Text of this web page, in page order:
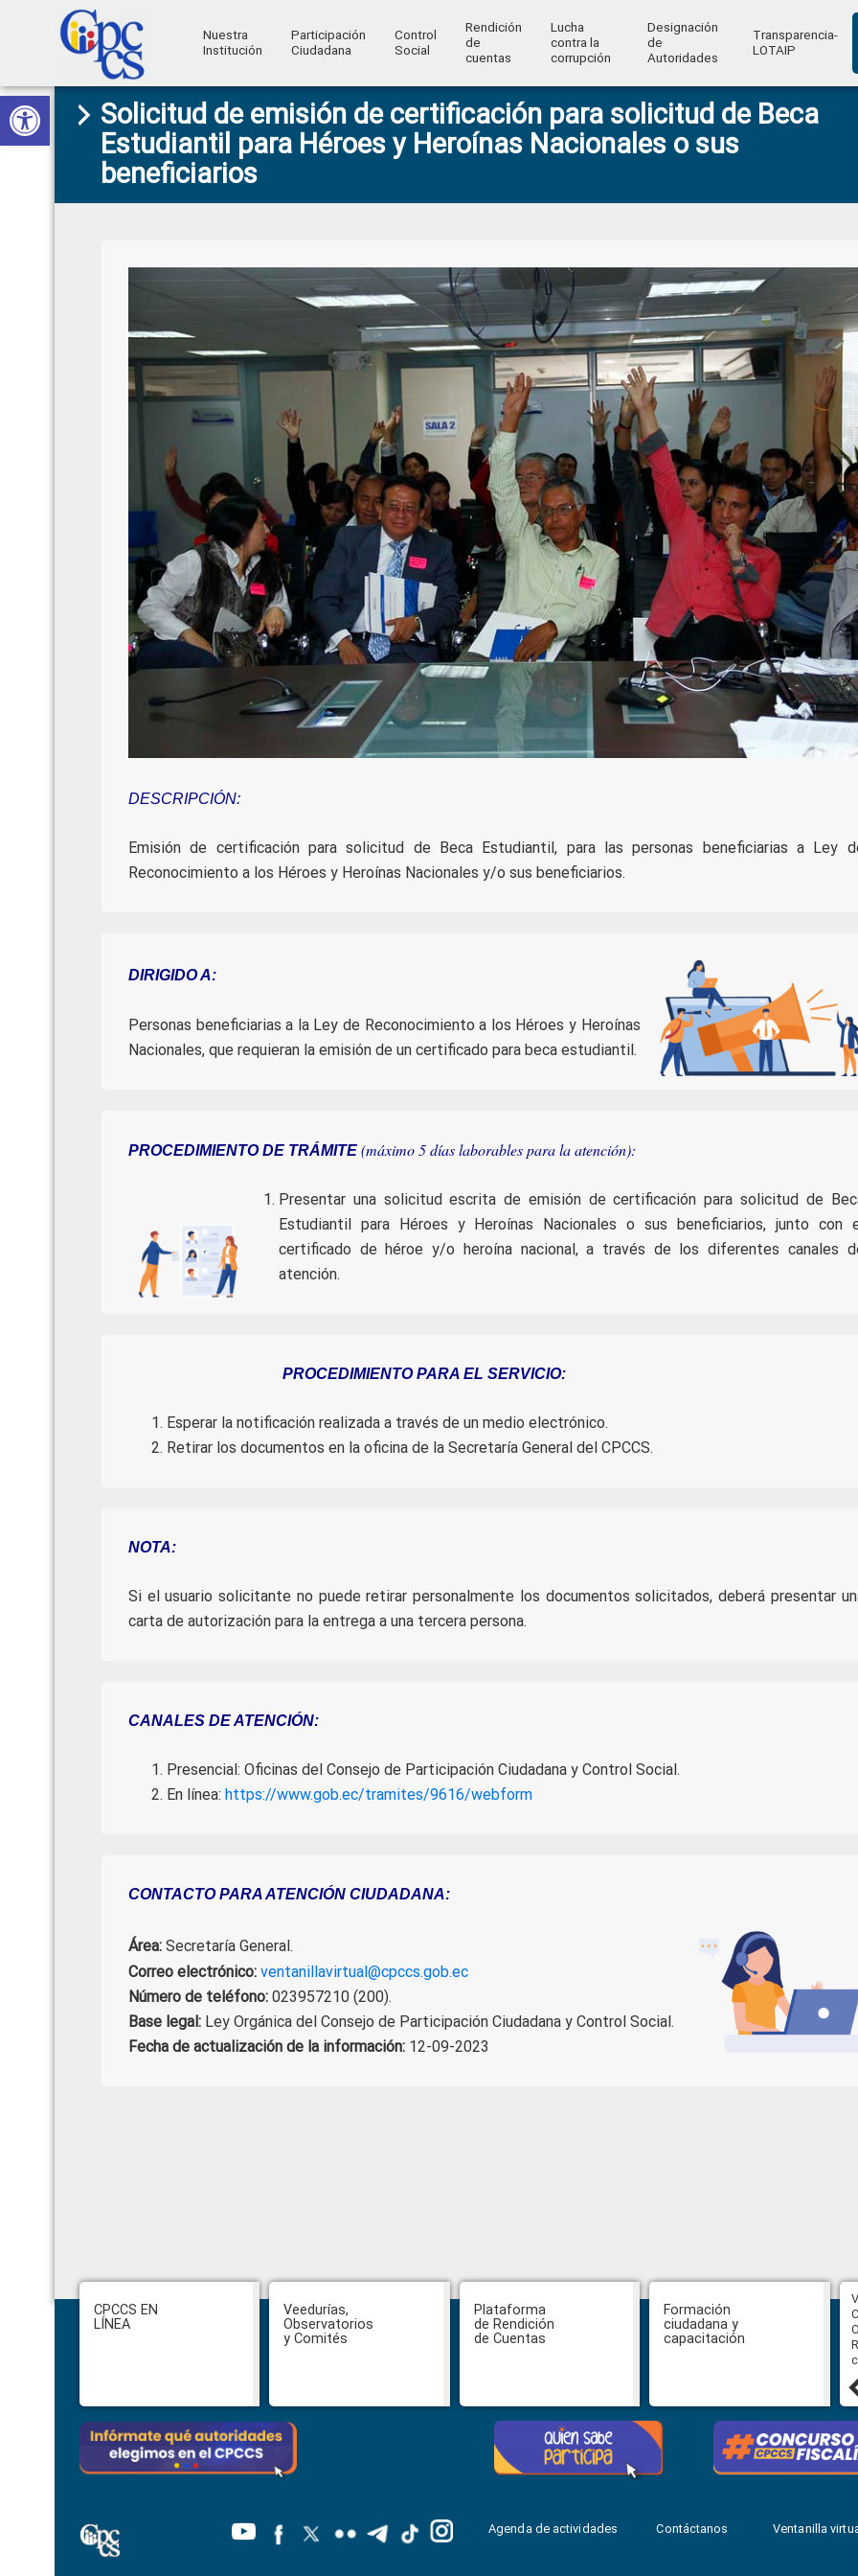
Abrir barra de herramientas
Skip
to
primary
Skip
to
main
Skip
to
primary
Skip
to
footer
Consejo
de
Participación
Ciudadana
Construyendo
Poder
Ciudadano
Nuestra
Institución
Participación
Ciudadana
Control
Social
Rendición
de
cuentas
Lucha
contra la
corrupción
Designación
de
Autoridades
Transparencia-
LOTAIP
Solicitud de emisión de certificación para solicitud de Beca
Estudiantil para Héroes y Heroínas Nacionales o sus
beneficiarios
DESCRIPCIÓN:
Emisión de certificación para solicitud de Beca Estudiantil, para las personas beneficiarias a Ley
Reconocimiento a los Héroes y Heroínas Nacionales y/o sus beneficiarios.
DIRIGIDO A:
Personas beneficiarias a la Ley de Reconocimiento a los Héroes y Heroínas
Nacionales, que requieran la emisión de un certificado para beca estudiantil.
PROCEDIMIENTO DE TRÁMITE (máximo 5 días laborables para la atención):
Presentar una solicitud escrita de emisión de certificación para solicitud de
Estudiantil para Héroes y Heroínas Nacionales o sus beneficiarios, junto con
certificado de héroe y/o heroína nacional, a través de los diferentes canales
atención.
PROCEDIMIENTO PARA EL SERVICIO:
Esperar la notificación realizada a través de un medio electrónico.
Retirar los documentos en la oficina de la Secretaría General del CPCCS.
NOTA:
Si el usuario solicitante no puede retirar personalmente los documentos solicitados, deberá presentar
carta de autorización para la entrega a una tercera persona.
CANALES DE ATENCIÓN:
Presencial: Oficinas del Consejo de Participación Ciudadana y Control Social.
En línea: https://www.gob.ec/tramites/9616/webform
CONTACTO PARA ATENCIÓN CIUDADANA:
Área: Secretaría General.
Correo electrónico: ventanillavirtual@cpccs.gob.ec
Número de teléfono: 023957210 (200).
Base legal: Ley Orgánica del Consejo de Participación Ciudadana y Control Social.
Fecha de actualización de la información: 12-09-2023
Footer
CPCCS EN
LÍNEA
Veedurías,
Observatorios
y Comités
Plataforma
de Rendición
de Cuentas
Formación
ciudadana y
capacitación
CPCCS aprueba convocatoria a
Veeduría para designación de la
autoridad de la SOT
Agenda de actividades Contáctanos Ventanilla